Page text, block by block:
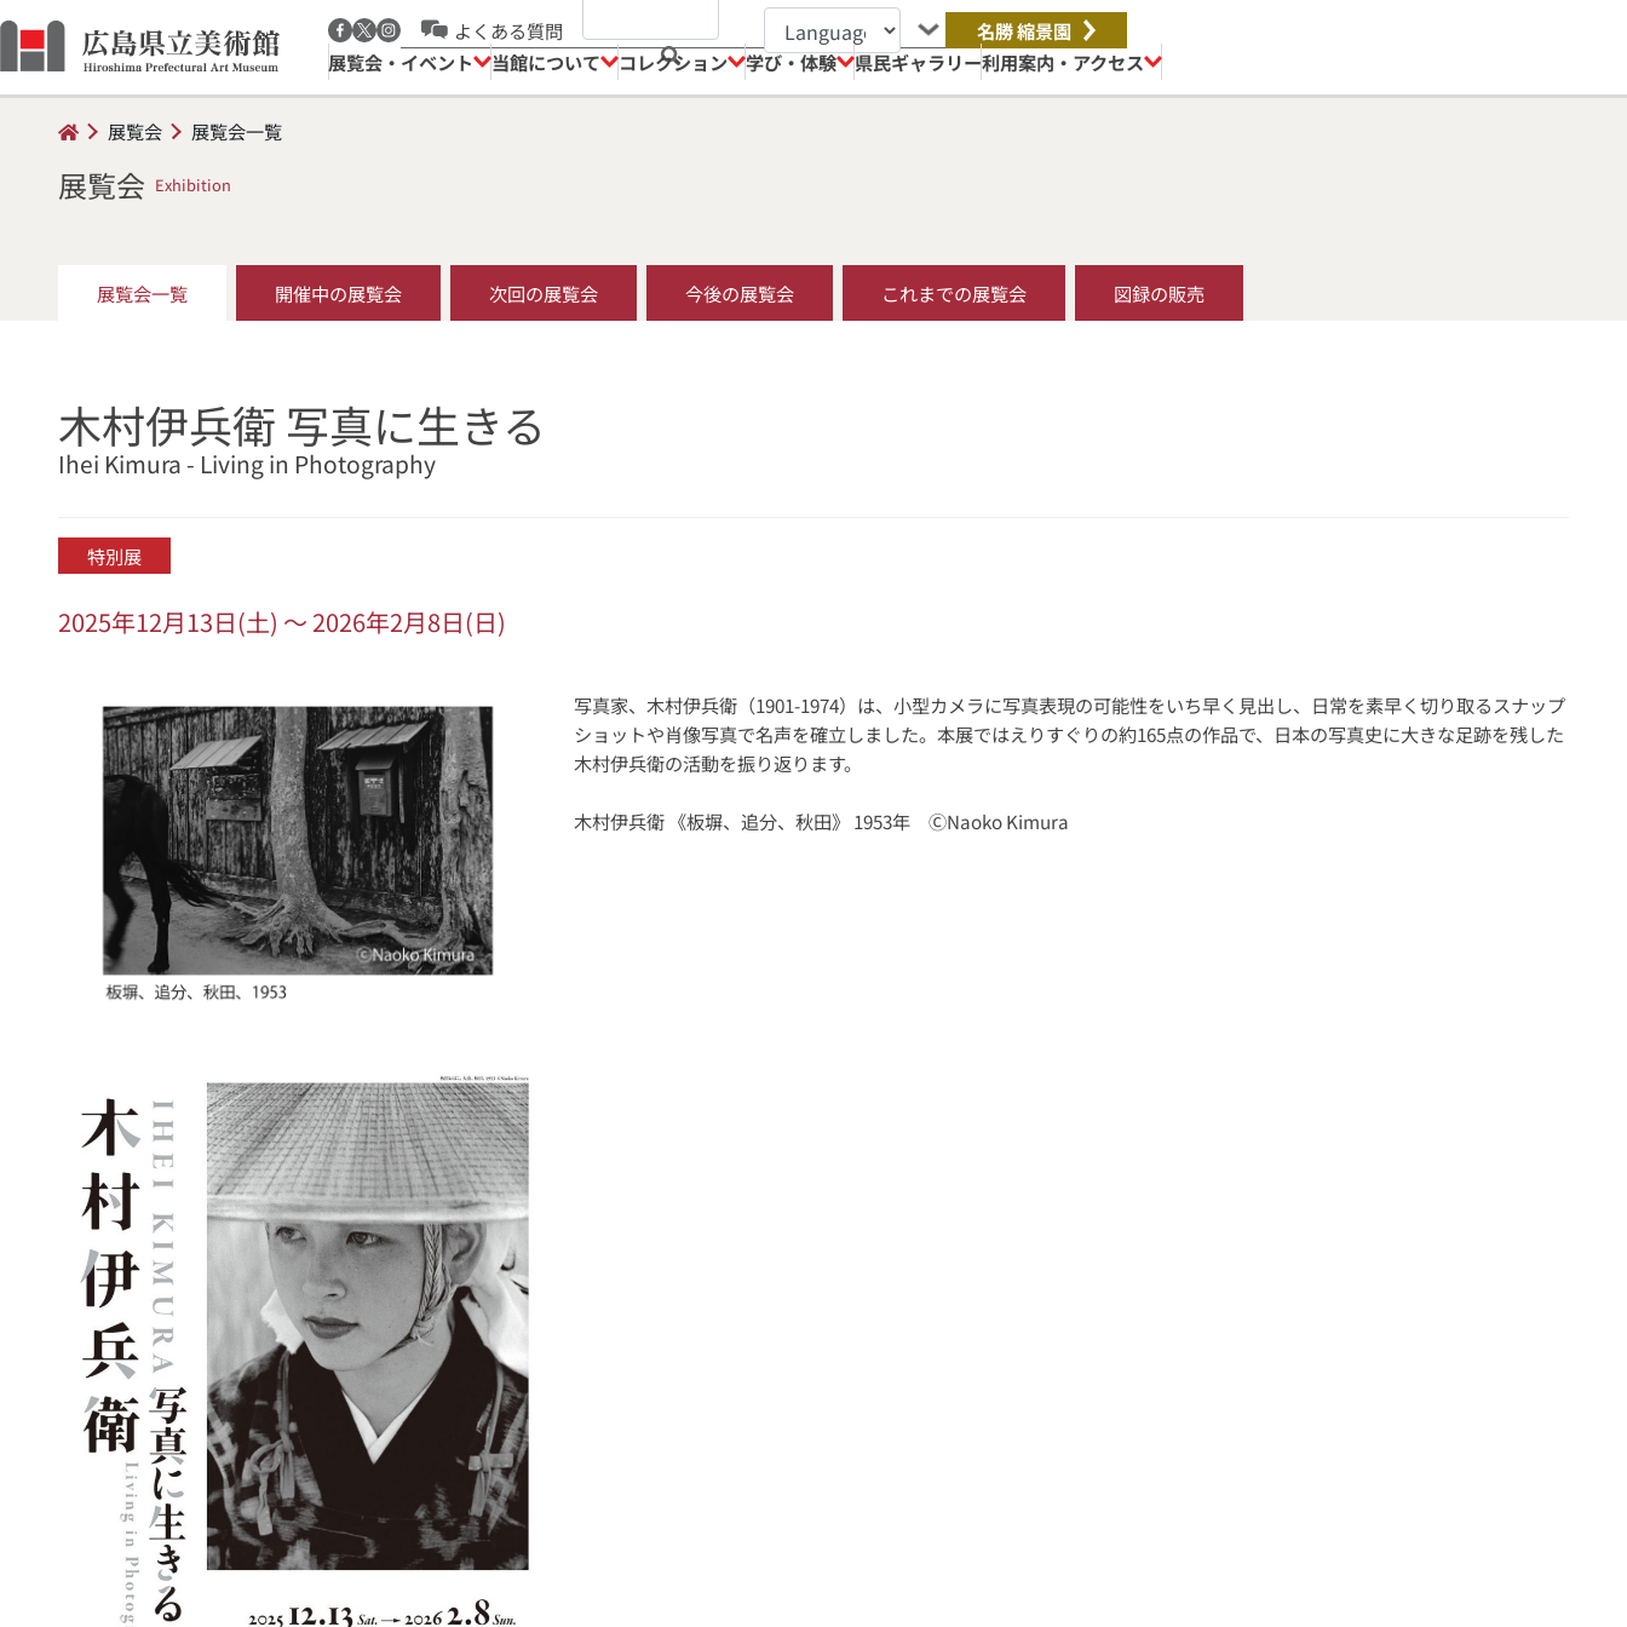
よくある質問
名勝 縮景園
展覧会・イベント
当館について コレクション 学び・体験 県民ギャラリー利用案内・アクセス
展覧会 展覧会一覧
展覧会 Exhibition
展覧会一覧 開催中の展覧会 次回の展覧会 今後の展覧会 これまでの展覧会 図録の販売
木村伊兵衛 写真に生きる
Ihei Kimura - Living in Photography
特別展
2025年12月13日(土) ～ 2026年2月8日(日)
写真家、木村伊兵衛（1901-1974）は、小型カメラに写真表現の可能性をいち早く見出し、日常を素早く切り取るスナップ
ショットや肖像写真で名声を確立しました。本展ではえりすぐりの約165点の作品で、日本の写真史に大きな足跡を残した
木村伊兵衛の活動を振り返ります。
木村伊兵衛 《板塀、追分、秋田》 1953年 ⒸNaoko Kimura